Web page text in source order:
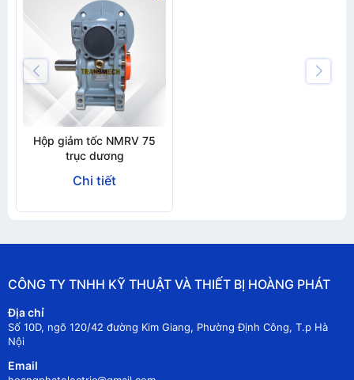
Hộp giảm tốc NMRV 75
trục dương
Chi tiết
CÔNG TY TNHH KỸ THUẬT VÀ THIẾT BỊ HOÀNG PHÁT
Địa chỉ
Số 10D, ngõ 120/42 đường Kim Giang, Phường Định Công, T.p Hà
Nội
Email